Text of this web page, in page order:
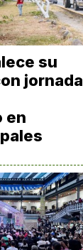
su
jornada
en